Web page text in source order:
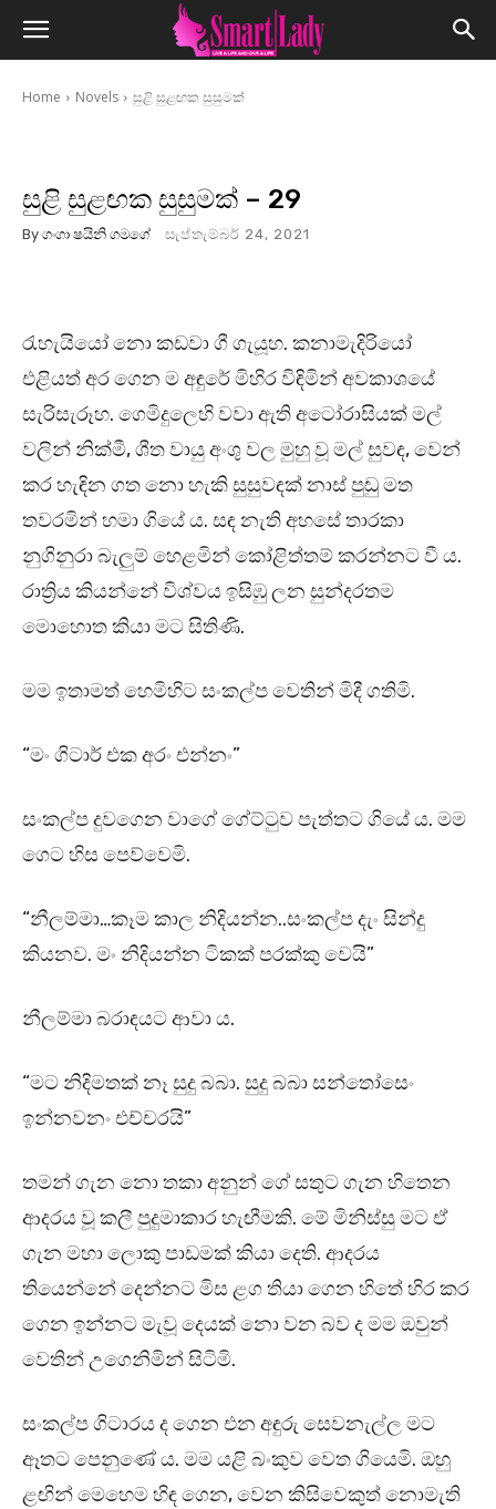
Home Novels සුළි සුළඟක සුසුමක්
සුළි සුළඟක සුසුමක් – 29
By ගංගා ෂයිනි ගමගේ සැප්තැම්බර් 24, 2021
රැහැයියෝ නො කඩවා ගී ගැයූහ. කනාමැදිරියෝ
එළියත් අර ගෙන ම අඳුරේ මිහිර විඳිමින් අවකාශයේ
සැරිසැරූහ. ගෙමිදුලෙහි වවා ඇති අටෝරාසියක් මල්
වලින් නික්මී, ශීත වායු අංශු වල මුහු වූ මල් සුවඳ, වෙන්
කර හැඳින ගත නො හැකි සුසුවඳක් නාස් පුඬු මත
තවරමින් හමා ගියේ ය. සඳ නැති අහසේ තාරකා
නුගිනුරා බැලුම් හෙළමින් කෝළිත්තම් කරන්නට වී ය.
රාත්‍රිය කියන්නේ විශ්වය ඉසිඹු ලන සුන්දරතම
මොහොත කියා මට සිතිණි.
මම ඉතාමත් හෙමිහිට සංකල්ප වෙතින් මිදී ගතිමි.
“මං ගිටාර් එක අරං එන්නං”
සංකල්ප දුවගෙන වාගේ ගේට්ටුව පැත්තට ගියේ ය. මම
ගෙට හිස පෙව්වෙමි.
“නීලම්මා…කෑම කාල නිදියන්න..සංකල්ප දැං සින්දු
කියනව. මං නිදියන්න ටිකක් පරක්කු වෙයි”
නීලම්මා බරාඳයට ආවා ය.
“මට නිදිමතක් නෑ සුදු බබා. සුදු බබා සන්තෝසෙං
ඉන්නවනං එච්චරයි”
තමන් ගැන නො තකා අනුන් ගේ සතුට ගැන හිතෙන
ආදරය වූ කලී පුදුමාකාර හැඟීමකි. මේ මිනිස්සු මට ඒ
ගැන මහා ලොකු පාඩමක් කියා දෙති. ආදරය
තියෙන්නේ දෙන්නට මිස ළග තියා ගෙන හිතේ හිර කර
ගෙන ඉන්නට මැවූ දෙයක් නො වන බව ද මම ඔවුන්
වෙතින් උගෙනිමින් සිටිමි.
සංකල්ප ගිටාරය ද ගෙන එන අඳුරු සෙවනැල්ල මට
ඈතට පෙනුණේ ය. මම යළි බංකුව වෙත ගියෙමි. ඔහු
ළඟින් මෙහෙම හිඳ ගෙන, වෙන කිසිවෙකුත් නොමැති